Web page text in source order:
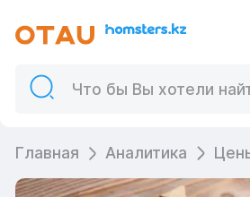
Главная Аналитика